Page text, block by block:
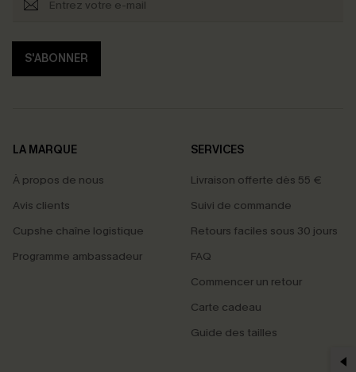
S'ABONNER
LA MARQUE
À propos de nous
Avis clients
Cupshe chaîne logistique
Programme ambassadeur
SERVICES
Livraison offerte dès 55 €
Suivi de commande
Retours faciles sous 30 jours
FAQ
Commencer un retour
Carte cadeau
Guide des tailles
PROFITEZ DE -15%